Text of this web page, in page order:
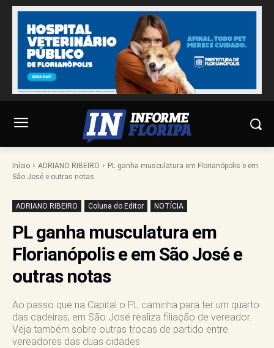
Início ADRIANO RIBEIRO
PL ganha musculatura em Florianópolis e em
São José e outras notas
ADRIANO RIBEIRO Coluna do Editor NOTÍCIA
PL ganha musculatura em
Florianópolis e em São José e
outras notas
Ao passo que na Capital o PL caminha para ter um quarto
das cadeiras; em São José realiza filiação de vereador.
Veja também sobre outras trocas de partido entre
vereadores das duas cidades